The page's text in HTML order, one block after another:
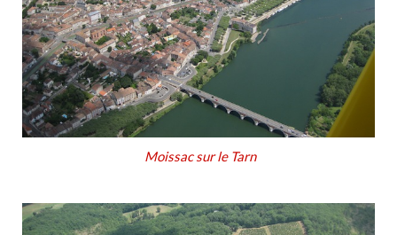
Moissac sur le Tarn